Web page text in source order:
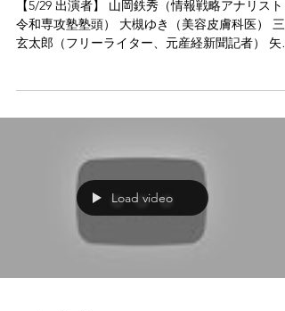
【5/29 出演者】 山岡鉄秀（情報戦略アナリスト
令和専攻塾塾頭） 大槻ゆき（美容皮膚科医） 三
玄太郎（フリーライター、元産経新聞記者） 矢野
Load video